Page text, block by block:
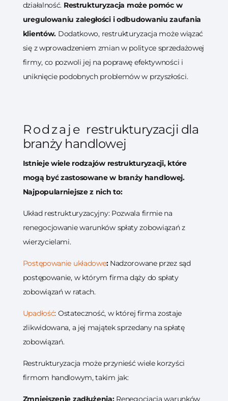
działalność. Restrukturyzacja może pomóc w
uregulowaniu zaległości i odbudowaniu zaufania
klientów. Dodatkowo, restrukturyzacja może wiązać
się z wprowadzeniem zmian w polityce sprzedażowej
firmy, co pozwoli jej na poprawę efektywności i
uniknięcie podobnych problemów w przyszłości.
Rodzaje restrukturyzacji dla
branży handlowej
Istnieje wiele rodzajów restrukturyzacji, które
mogą być zastosowane w branży handlowej.
Najpopularniejsze z nich to:
Układ restrukturyzacyjny: Pozwala firmie na
renegocjowanie warunków spłaty zobowiązań z
wierzycielami.
Postępowanie układowe: Nadzorowane przez sąd
postępowanie, w którym firma dąży do spłaty
zobowiązań w ratach.
Upadłość: Ostateczność, w której firma zostaje
zlikwidowana, a jej majątek sprzedany na spłatę
zobowiązań.
Restrukturyzacja może przynieść wiele korzyści
firmom handlowym, takim jak:
Zmniejszenie zadłużenia:Renegocjacja warunków